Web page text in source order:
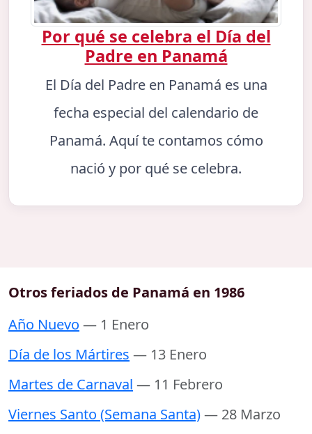
Por qué se celebra el Día del
Padre en Panamá
El Día del Padre en Panamá es una
fecha especial del calendario de
Panamá. Aquí te contamos cómo
nació y por qué se celebra.
Otros feriados de Panamá en 1986
Año Nuevo — 1 Enero
Día de los Mártires — 13 Enero
Martes de Carnaval — 11 Febrero
Viernes Santo (Semana Santa)— 28 Marzo